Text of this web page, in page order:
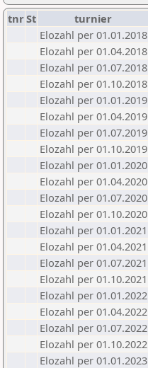
tnrSt turnier
Elozahl per 01.01.2018
Elozahl per 01.04.2018
Elozahl per 01.07.2018
Elozahl per 01.10.2018
Elozahl per 01.01.2019
Elozahl per 01.04.2019
Elozahl per 01.07.2019
Elozahl per 01.10.2019
Elozahl per 01.01.2020
Elozahl per 01.04.2020
Elozahl per 01.07.2020
Elozahl per 01.10.2020
Elozahl per 01.01.2021
Elozahl per 01.04.2021
Elozahl per 01.07.2021
Elozahl per 01.10.2021
Elozahl per 01.01.2022
Elozahl per 01.04.2022
Elozahl per 01.07.2022
Elozahl per 01.10.2022
Elozahl per 01.01.2023